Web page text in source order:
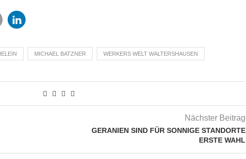
MICHAEL BATZNER WERKERS WELT WALTERSHAUSEN
Nächster Beitrag
GERANIEN SIND FÜR SONNIGE STANDORTE
ERSTE WAHL